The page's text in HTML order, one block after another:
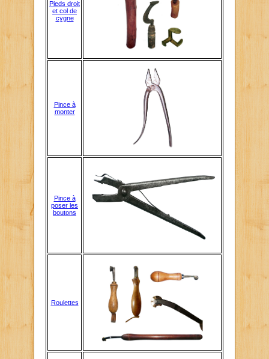
Pieds droit
et col de
cygne
Pince à
monter
Pince à
poser les
boutons
Roulettes